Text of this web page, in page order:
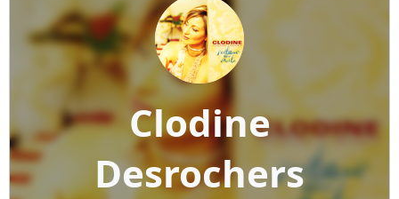
Clodine
Desrochers